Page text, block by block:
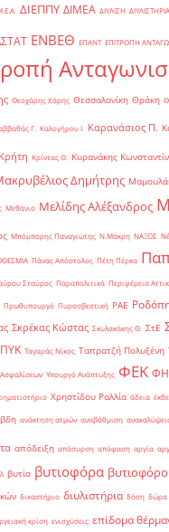
ΔΙΕΠΠΥ ΔΙΜΕΑ ΔΙΥΛΙΣΗ ΔΙΥΛΙΣΤΗΡΙΑ
ΕΝΒΕΘ ΕΠΑΝΤ ΕΠΙΤΡΟΠΗ
Θεοχάρης Χάρης Θεσσαλονίκη Θράκη
Γ. Καλογήρου Ι. Καρανάσιος Π.
Κρήτη Κρίντας Θ. Κυρανάκης
Δημήτρης
Μεθάνιο Μελίδης Αλέξανδρος
Μπόμπορης Παναγιώτης Ν.Μάκρη ΝΑΞΟΣ
Πάνας Απόστολος Πέτη Πέρκα
Σταύρος Παραπολιτικά Περιφέρεια
Πρωθυπουργό Πυροσβεστική ΡΑΕ
Σκρέκας Κώστας Σκυλακάκης Θ. ΣτΕ
Ταγαράς Νίκος Ταπρατζή Πολυξένη
Ασφαλίσεων Υπουργό Ανάπτυξης ΦΕΚ
Χρηστίδου Ραλλία άδεια
ανάκτηση ατμών αναβάθμιση
απόδειξη απόσυρση απόφαση αργία
βυτίο βυτιοφόρα βυτιοφόρο
δικαστήριο διυλιστήρια δόση δώρα
κρίση ενισχύσεις επίδομα